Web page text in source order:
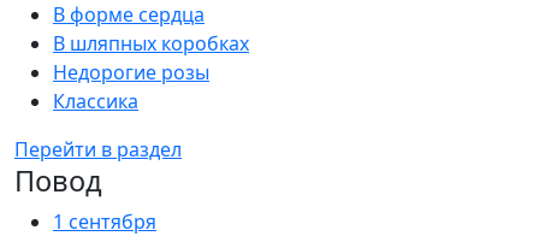
В форме сердца
В шляпных коробках
Недорогие розы
Классика
Перейти в раздел
Повод
1 сентября